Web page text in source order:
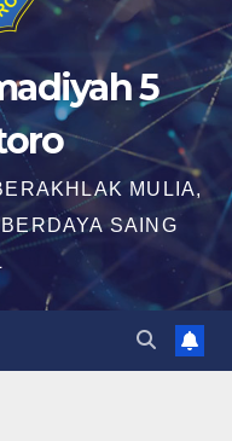
5
MULIA,
SAING